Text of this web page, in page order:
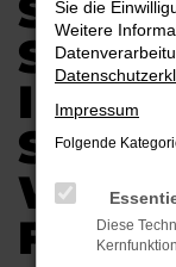
SIE
SICH
IM
Sie die
Weitere
Impressum
Folgende
Diese